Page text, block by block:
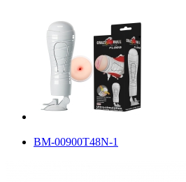
BM-00900T48N-1